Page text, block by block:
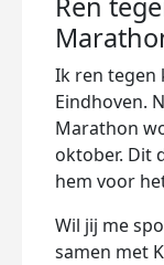
Ik ren tegen
Eindhoven.
Marathon
oktober. Dit
hem voor
Wil jij me
samen met